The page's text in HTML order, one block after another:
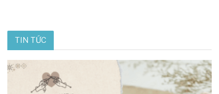
TIN TỨC